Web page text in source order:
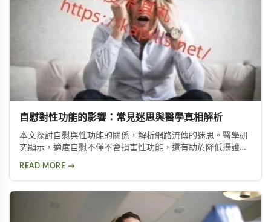
自慰對性功能的影響：常見迷思與醫學真相解析
本文探討自慰與性功能的關係，解析網路流傳的迷思。醫學研
究顯示，適度自慰不僅不會損害性功能，還有助於降低攝護腺
READ MORE →